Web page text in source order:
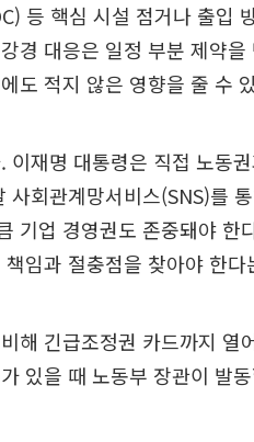
등 핵심 시설 점거나 출입
경 대응은 일정 부분 제약
도 적지 않은 영향을 줄 수
이재명 대통령은 직접 노동
회관계망서비스(SNS)를
기업 경영권도 존중돼야 한
임과 절충점을 찾아야 한
해 긴급조정권 카드까지 열
있을 때 노동부 장관이 발